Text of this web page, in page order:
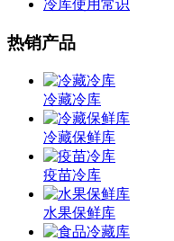
冷库使用常识
热销产品
冷藏冷库
冷藏保鲜库
疫苗冷库
水果保鲜库